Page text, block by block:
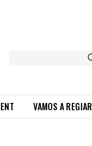
VAMOS A REGIAR